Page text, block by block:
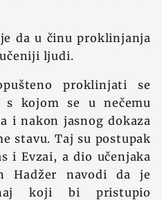
da u činu proklinjanja
ljudi.
proklinjati se
s kojom se u nečemu
i nakon jasnog dokaza
stavu. Taj su postupak
i Evzai, a dio učenjaka
Hadžer navodi da je
koji bi pristupio